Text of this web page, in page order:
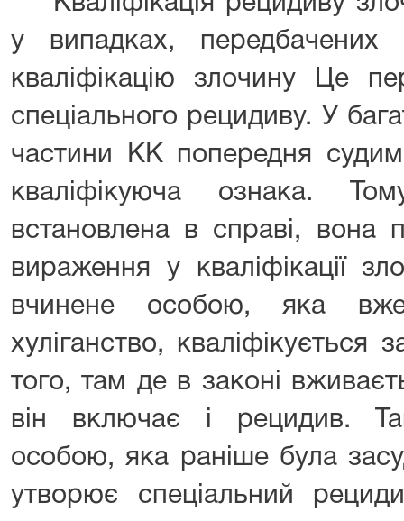
у випадках,
кваліфікацію злочину Це
спеціального рецидиву. У
частини КК попередня
кваліфікуюча ознака.
встановлена в справі, вона
вираження у кваліфікації
вчинене особою, яка
хуліганство,
того, там де в законі
він включає і рецидив.
особою, яка раніше була
утворює спеціальний